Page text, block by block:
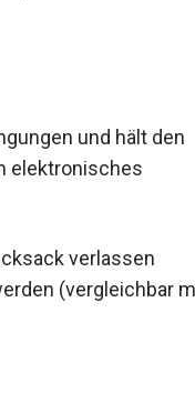
da der Rucksack
und hält den
verlassen
(vergleichbar